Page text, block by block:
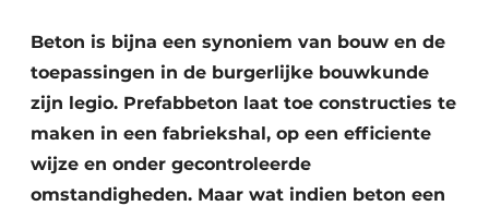
Beton is bijna een synoniem van bouw en de
toepassingen in de burgerlijke bouwkunde
zijn legio. Prefabbeton laat toe constructies te
maken in een fabriekshal, op een efficiente
wijze en onder gecontroleerde
omstandigheden. Maar wat indien beton een